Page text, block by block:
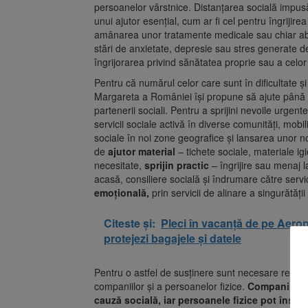
persoanelor vârstnice. Distanțarea socială
unui ajutor esențial, cum ar fi cel pentru
amânarea unor tratamente medicale sau chiar
stări de anxietate, depresie sau stres generate
îngrijorarea privind sănătatea proprie sau a
Pentru că numărul celor care sunt în dificultate
Margareta a României își propune să ajute
partenerii sociali. Pentru a sprijini nevoile
servicii sociale activă în diverse comunități,
sociale în noi zone geografice și lansarea unor
de ajutor material – tichete sociale, materiale
necesitate, sprijin practic – îngrijire sau menaj
acasă, consiliere socială și îndrumare către
emoțională, prin servicii de alinare a
Citeste și: Pleci în vacanță de pe
protejezi bagajele și datele
Pentru o astfel de susținere sunt necesare
companiilor și a persoanelor fizice. Companiile
cauză socială, iar persoanele fizice pot